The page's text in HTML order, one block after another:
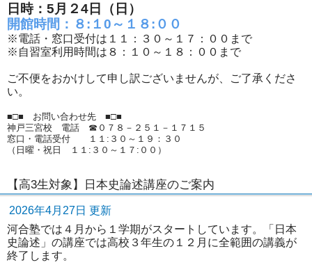
日時：5月２4日（日）
開館時間：８:１0～１８:００
※電話・窓口受付は１１：３０～１７：００まで
※自習室利用時間は８：１０～１８：００まで
ご不便をおかけして申し訳ございませんが、ご了承くださ
い。
■□■ お問い合わせ先 ■□■
神戸三宮校 電話 ☎０７８－２５１－１７１５
窓口・電話受付 １１:３０～１９：３０
（日曜・祝日 １１:３０～１７:００）
【高3生対象】日本史論述講座のご案内
2026年4月27日 更新
河合塾では４月から１学期がスタートしています。「日本
史論述」の講座では高校３年生の１２月に全範囲の講義が
終了します。